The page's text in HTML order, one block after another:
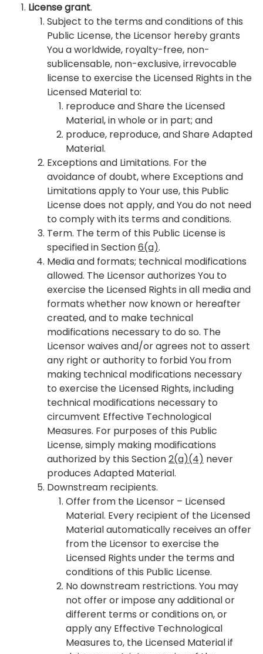
License grant.
Subject to the terms and conditions of this
Public License, the Licensor hereby grants
You a worldwide, royalty-free, non-
sublicensable, non-exclusive, irrevocable
license to exercise the Licensed Rights in the
Licensed Material to:
reproduce and Share the Licensed
Material, in whole or in part; and
produce, reproduce, and Share Adapted
Material.
Exceptions and Limitations. For the
avoidance of doubt, where Exceptions and
Limitations apply to Your use, this Public
License does not apply, and You do not need
to comply with its terms and conditions.
Term. The term of this Public License is
specified in Section6(a).
Media and formats; technical modifications
allowed. The Licensor authorizes You to
exercise the Licensed Rights in all media and
formats whether now known or hereafter
created, and to make technical
modifications necessary to do so. The
Licensor waives and/or agrees not to assert
any right or authority to forbid You from
making technical modifications necessary
to exercise the Licensed Rights, including
technical modifications necessary to
circumvent Effective Technological
Measures. For purposes of this Public
License, simply making modifications
authorized by this Section2(a)(4) never
produces Adapted Material.
Downstream recipients.
Offer from the Licensor – Licensed
Material. Every recipient of the Licensed
Material automatically receives an offer
from the Licensor to exercise the
Licensed Rights under the terms and
conditions of this Public License.
No downstream restrictions. You may
not offer or impose any additional or
different terms or conditions on, or
apply any Effective Technological
Measures to, the Licensed Material if